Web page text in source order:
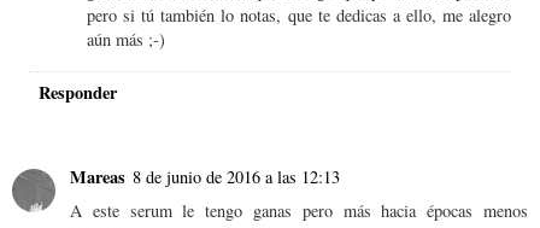
pero si tú también lo notas, que te dedicas a ello, me alegro
aún más ;-)
Responder
Mareas 8 de junio de 2016 a las 12:13
A este serum le tengo ganas pero más hacia épocas menos